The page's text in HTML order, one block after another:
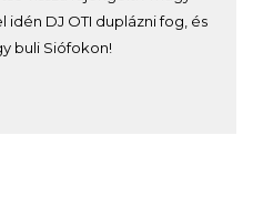
DJ OTI duplázni fog, és
buli Siófokon!